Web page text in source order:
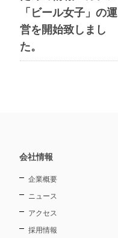
「ビール女子」の運
営を開始致しまし
た。
会社情報
企業概要
ニュース
アクセス
採用情報